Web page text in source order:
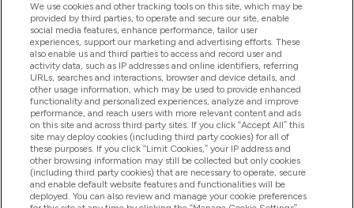
Βοήθεια & Πληροφορίες
Προϊόντα
Εταιρικές Πληροφορίες
Εκπτώσεις & Ανταμοιβές
We use cookies and other tracking tools on this site, which may be
provided by third parties, to operate and secure our site, enable
social media features, enhance performance, tailor user
experiences, support our marketing and advertising efforts. These
also enable us and third parties to access and record user and
activity data, such as IP addresses and online identifiers, referring
URLs, searches and interactions, browser and device details, and
other usage information, which may be used to provide enhanced
functionality and personalized experiences, analyze and improve
performance, and reach users with more relevant content and ads
on this site and across third party sites. If you click “Accept All” this
site may deploy cookies (including third party cookies) for all of
these purposes. If you click “Limit Cookies,” your IP address and
other browsing information may still be collected but only cookies
(including third party cookies) that are necessary to operate, secure
and enable default website features and functionalities will be
deployed. You can also review and manage your cookie preferences